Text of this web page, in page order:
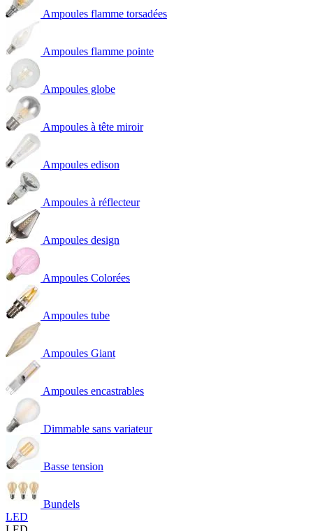
Ampoules flamme torsadées
Ampoules flamme pointe
Ampoules globe
Ampoules à tête miroir
Ampoules edison
Ampoules à réflecteur
Ampoules design
Ampoules Colorées
Ampoules tube
Ampoules Giant
Ampoules encastrables
Dimmable sans variateur
Basse tension
Bundels
LED